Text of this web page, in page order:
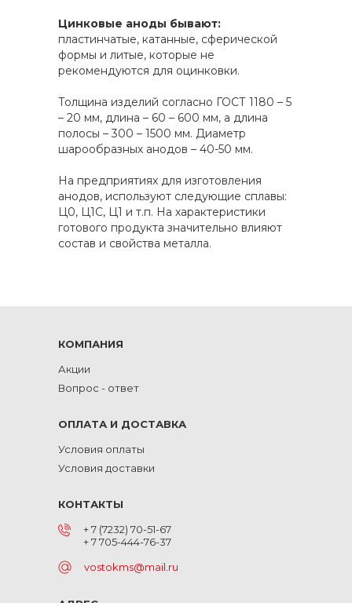
Цинковые аноды бывают:
пластинчатые, катанные, сферической
формы и литые, которые не
рекомендуются для оцинковки.
Толщина изделий согласно ГОСТ 1180 – 5
– 20 мм, длина – 60 – 600 мм, а длина
полосы – 300 – 1500 мм. Диаметр
шарообразных анодов – 40-50 мм.
На предприятиях для изготовления
анодов, используют следующие сплавы:
Ц0, Ц1С, Ц1 и т.п. На характеристики
готового продукта значительно влияют
состав и свойства металла.
КОМПАНИЯ
Акции
Вопрос - ответ
ОПЛАТА И ДОСТАВКА
Условия оплаты
Условия доставки
КОНТАКТЫ
+ 7 (7232) 70-51-67
+ 7 705-444-76-37
vostokms@mail.ru